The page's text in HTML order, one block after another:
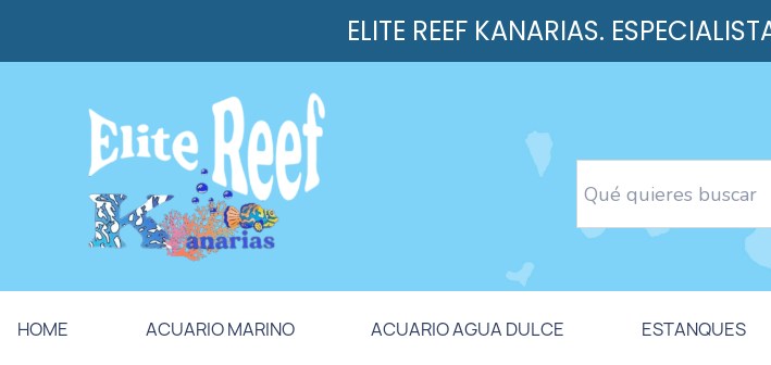
ELITE REEF KANARIAS.
HOME ACUARIO MARINO ACUARIO AGUA DULCE ESTANQUES